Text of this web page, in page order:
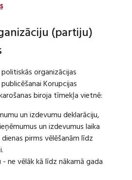
(partiju)
organizācijas
Korupcijas
biroja tīmekļa vietnē:
un izdevumu deklarāciju,
un izdevumus laika
pirms vēlēšanām līdz
ne vēlāk kā līdz nākamā gada